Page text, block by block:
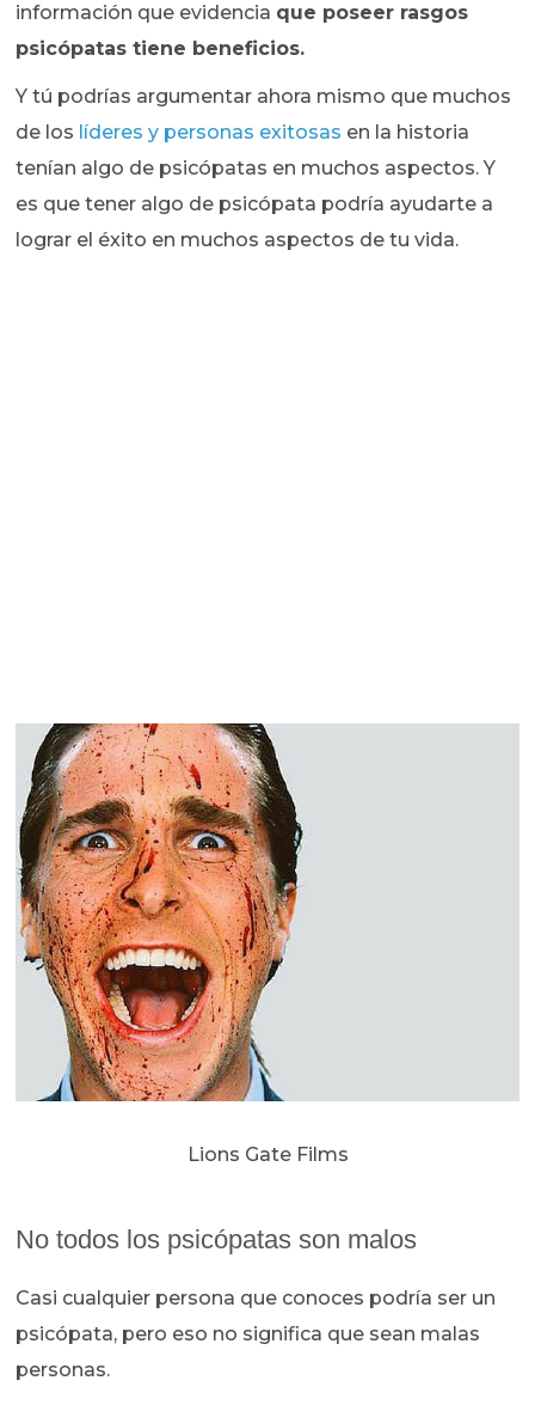
información que evidencia que poseer rasgos
psicópatas tiene beneficios.
Y tú podrías argumentar ahora mismo que muchos
de los líderes y personas exitosas en la historia
tenían algo de psicópatas en muchos aspectos. Y
es que tener algo de psicópata podría ayudarte a
lograr el éxito en muchos aspectos de tu vida.
Lions Gate Films
No todos los psicópatas son malos
Casi cualquier persona que conoces podría ser un
psicópata, pero eso no significa que sean malas
personas.